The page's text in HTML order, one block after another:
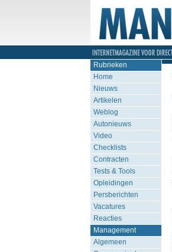
Rubrieken
Home
Nieuws
Artikelen
Weblog
Autonieuws
Video
Checklists
Contracten
Tests & Tools
Opleidingen
Persberichten
Vacatures
Reacties
Management
Algemeen